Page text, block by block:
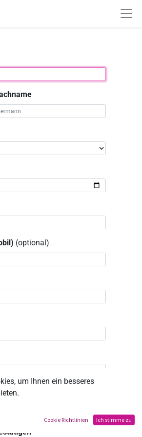
(optional)
um Ihnen ein besseres
Cookie Richtlinien Ich stimme zu